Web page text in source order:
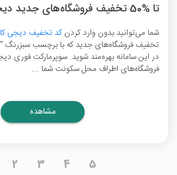
تا %50 تخفیف فروشگاه‌های جدید دیجی کالا جت
شما می‌توانید بدون وارد کردنکد تخفیف دیجی
تخفیف فروشگاه‌های جدید که با برچسب
در این سامانه بهره‌مند شوید. سوپرمارکت فوری
فروشگاه‌های اطراف محل سکونت شما ...
مشاهده
2 3 4 5